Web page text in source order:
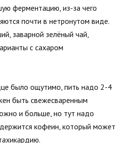
ферментацию, из-за чего
почти в нетронутом виде.
заварной зелёный чай,
с сахаром
было ощутимо, пить надо 2-4
быть свежесваренным
и больше, но тут надо
кофеин, который может